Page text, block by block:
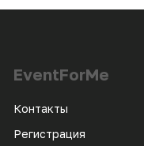
EventForMe
Контакты
Регистрация